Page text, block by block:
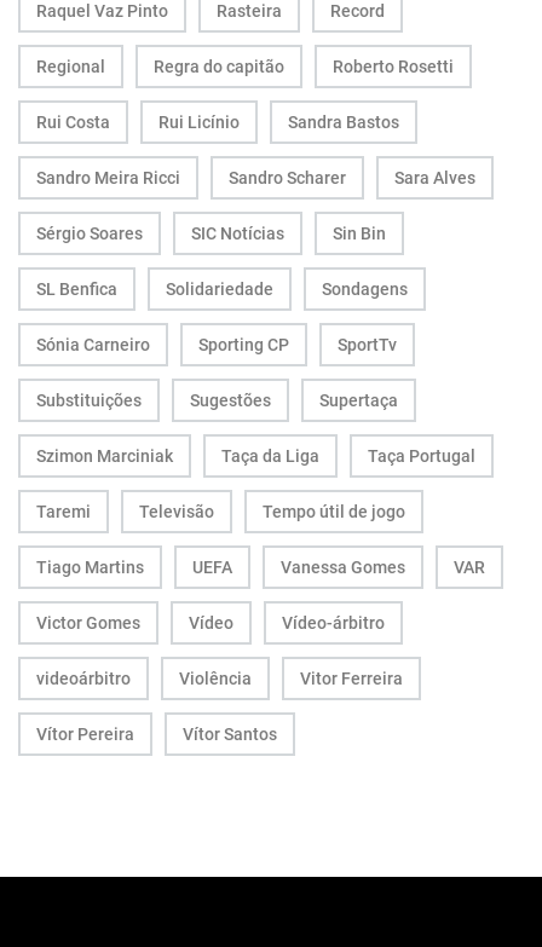
Raquel Vaz Pinto Rasteira Record
Regional Regra do capitão Roberto Rosetti
Rui Costa Rui Licínio Sandra Bastos
Sandro Meira Ricci Sandro Scharer Sara Alves
Sérgio Soares SIC Notícias Sin Bin
SL Benfica Solidariedade Sondagens
Sónia Carneiro Sporting CP SportTv
Substituições Sugestões Supertaça
Szimon Marciniak Taça da Liga Taça Portugal
Taremi Televisão Tempo útil de jogo
Tiago Martins UEFA Vanessa Gomes VAR
Victor Gomes Vídeo Vídeo-árbitro
videoárbitro Violência Vitor Ferreira
Vítor Pereira Vítor Santos